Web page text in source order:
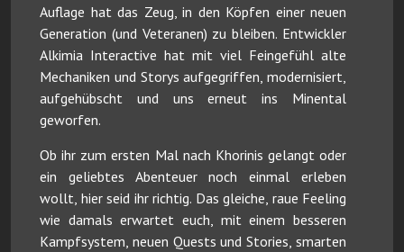
Auflage hat das Zeug, in den Köpfen einer neuen
Generation (und Veteranen) zu bleiben. Entwickler
Alkimia Interactive hat mit viel Feingefühl alte
Mechaniken und Storys aufgegriffen, modernisiert,
aufgehübscht und uns erneut ins Minental
geworfen.
Ob ihr zum ersten Mal nach Khorinis gelangt oder
ein geliebtes Abenteuer noch einmal erleben
wollt, hier seid ihr richtig. Das gleiche, raue Feeling
wie damals erwartet euch, mit einem besseren
Kampfsystem, neuen Quests und Stories, smarten